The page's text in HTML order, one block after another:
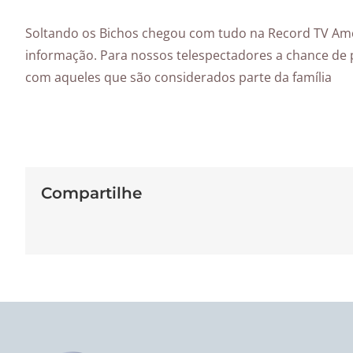
Soltando os Bichos chegou com tudo na Record TV
informação. Para nossos telespectadores a chance
com aqueles que são considerados parte da família
Compartilhe